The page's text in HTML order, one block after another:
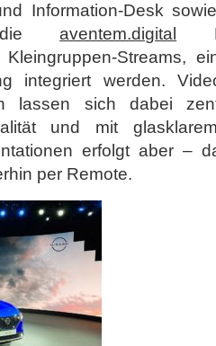
Information-Desk
dieaventem.digital
Kleingruppen-Streams,
integriert werden.
lassen sich dabei
und mit
erfolgt aber –
per Remote.